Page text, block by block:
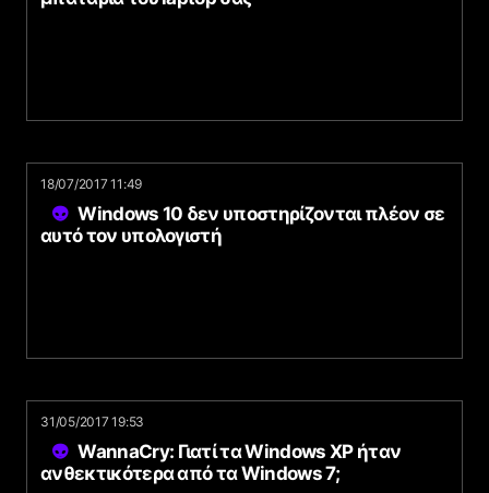
18/07/2017 11:49
Windows 10 δεν υποστηρίζονται πλέον σε
αυτό τον υπολογιστή
31/05/2017 19:53
WannaCry: Γιατί τα Windows XP ήταν
ανθεκτικότερα από τα Windows 7;